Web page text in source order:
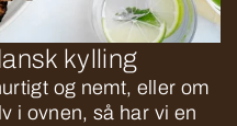
kylling
og nemt, eller om
i ovnen, så har vi en